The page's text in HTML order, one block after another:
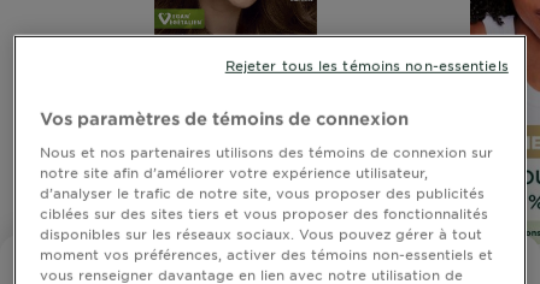
SLIDE 1
SLIDE 2
SLIDE 3
SLIDE 4
SLIDE 5
SLIDE 6
SLIDE 7
SLIDE 8
SLIDE 9
SLIDE 10
GARNIER NUTRISSE ULTRA CRÈME
Vos paramètres de témoins de connexion
Nous et nos partenaires utilisons des témoins de connexion sur
notre site afin d’améliorer votre expérience utilisateur,
d’analyser le trafic de notre site, vous proposer des publicités
ciblées sur des sites tiers et vous proposer des fonctionnalités
disponibles sur les réseaux sociaux. Vous pouvez gérer à tout
moment vos préférences, activer des témoins non-essentiels et
vous renseigner davantage en lien avec notre utilisation de
Rejeter tous les témoins non-essentiels